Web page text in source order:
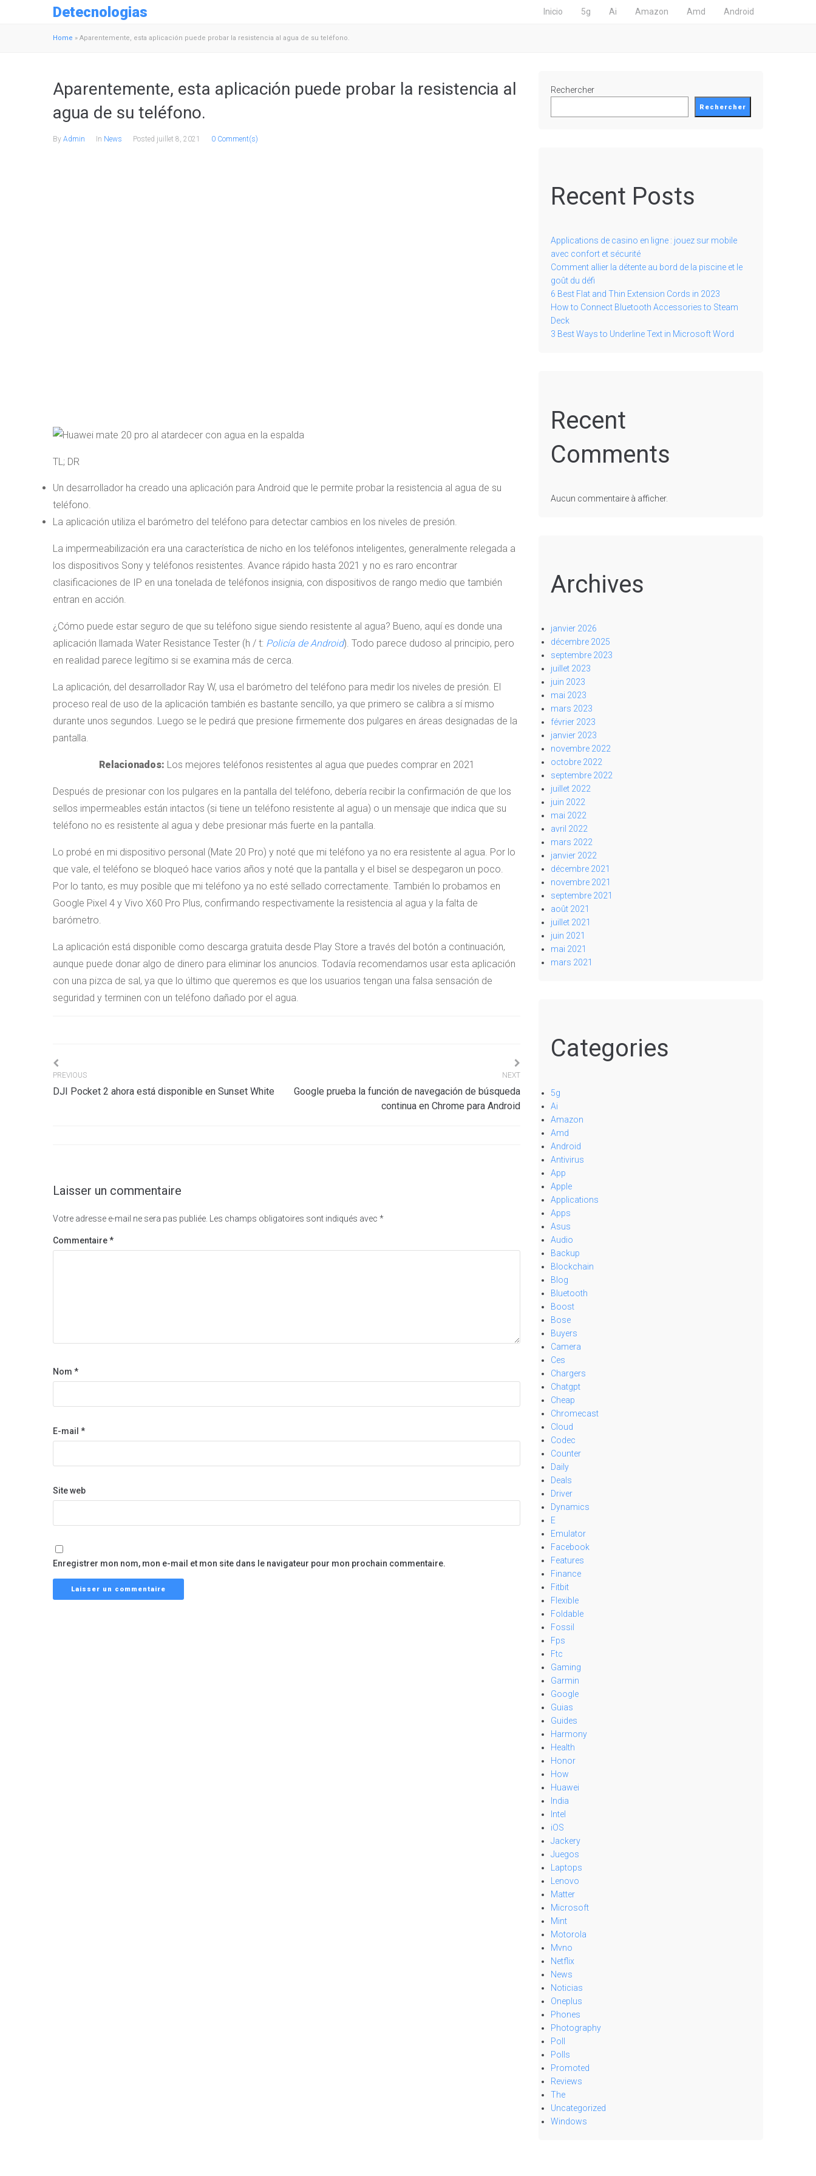
Detecnologias Inicio 5g Ai Amazon Amd Android
Home » Aparentemente, esta aplicación puede probar la resistencia al agua de su teléfono.
Aparentemente, esta aplicación puede probar la resistencia al
agua de su teléfono.
By Admin In News Posted juillet 8, 2021 0 Comment(s)
TL; DR
Un desarrollador ha creado una aplicación para Android que le permite probar la resistencia al agua de su
teléfono.
La aplicación utiliza el barómetro del teléfono para detectar cambios en los niveles de presión.
La impermeabilización era una característica de nicho en los teléfonos inteligentes, generalmente relegada a
los dispositivos Sony y teléfonos resistentes. Avance rápido hasta 2021 y no es raro encontrar
clasificaciones de IP en una tonelada de teléfonos insignia, con dispositivos de rango medio que también
entran en acción.
¿Cómo puede estar seguro de que su teléfono sigue siendo resistente al agua? Bueno, aquí es donde una
aplicación llamada Water Resistance Tester (h / t: Policía de Android). Todo parece dudoso al principio, pero
en realidad parece legítimo si se examina más de cerca.
La aplicación, del desarrollador Ray W, usa el barómetro del teléfono para medir los niveles de presión. El
proceso real de uso de la aplicación también es bastante sencillo, ya que primero se calibra a sí mismo
durante unos segundos. Luego se le pedirá que presione firmemente dos pulgares en áreas designadas de la
pantalla.
Relacionados: Los mejores teléfonos resistentes al agua que puedes comprar en 2021
Después de presionar con los pulgares en la pantalla del teléfono, debería recibir la confirmación de que los
sellos impermeables están intactos (si tiene un teléfono resistente al agua) o un mensaje que indica que su
teléfono no es resistente al agua y debe presionar más fuerte en la pantalla.
Lo probé en mi dispositivo personal (Mate 20 Pro) y noté que mi teléfono ya no era resistente al agua. Por lo
que vale, el teléfono se bloqueó hace varios años y noté que la pantalla y el bisel se despegaron un poco.
Por lo tanto, es muy posible que mi teléfono ya no esté sellado correctamente. También lo probamos en
Google Pixel 4 y Vivo X60 Pro Plus, confirmando respectivamente la resistencia al agua y la falta de
barómetro.
La aplicación está disponible como descarga gratuita desde Play Store a través del botón a continuación,
aunque puede donar algo de dinero para eliminar los anuncios. Todavía recomendamos usar esta aplicación
con una pizca de sal, ya que lo último que queremos es que los usuarios tengan una falsa sensación de
seguridad y terminen con un teléfono dañado por el agua.
Navigation
PREVIOUS
DJI Pocket 2 ahora está disponible en Sunset White
NEXT
Google prueba la función de navegación de búsqueda
continua en Chrome para Android
Laisser un commentaire
Votre adresse e-mail ne sera pas publiée. Les champs obligatoires sont indiqués avec *
Commentaire*
Nom *
E-mail *
Site web
Enregistrer mon nom, mon e-mail et mon site dans le navigateur pour mon prochain commentaire.
Rechercher
Rechercher
Recent Posts
Applications de casino en ligne : jouez sur mobile
avec confort et sécurité
Comment allier la détente au bord de la piscine et le
goût du défi
6 Best Flat and Thin Extension Cords in 2023
How to Connect Bluetooth Accessories to Steam
Deck
3 Best Ways to Underline Text in Microsoft Word
Recent
Comments
Aucun commentaire à afficher.
Archives
janvier 2026
décembre 2025
septembre 2023
juillet 2023
juin 2023
mai 2023
mars 2023
février 2023
janvier 2023
novembre 2022
octobre 2022
septembre 2022
juillet 2022
juin 2022
mai 2022
avril 2022
mars 2022
janvier 2022
décembre 2021
novembre 2021
septembre 2021
août 2021
juillet 2021
juin 2021
mai 2021
mars 2021
Categories
5g
Ai
Amazon
Amd
Android
Antivirus
App
Apple
Applications
Apps
Asus
Audio
Backup
Blockchain
Blog
Bluetooth
Boost
Bose
Buyers
Camera
Ces
Chargers
Chatgpt
Cheap
Chromecast
Cloud
Codec
Counter
Daily
Deals
Driver
Dynamics
E
Emulator
Facebook
Features
Finance
Fitbit
Flexible
Foldable
Fossil
Fps
Ftc
Gaming
Garmin
Google
Guias
Guides
Harmony
Health
Honor
How
Huawei
India
Intel
iOS
Jackery
Juegos
Laptops
Lenovo
Matter
Microsoft
Mint
Motorola
Mvno
Netflix
News
Noticias
Oneplus
Phones
Photography
Poll
Polls
Promoted
Reviews
The
Uncategorized
Windows